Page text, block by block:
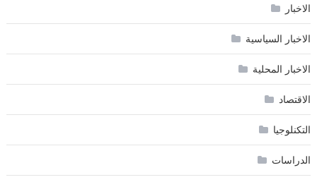
الاخبار
الاخبار السياسية
الاخبار المحلية
الاقتصاد
التكنلوجيا
الدراسات